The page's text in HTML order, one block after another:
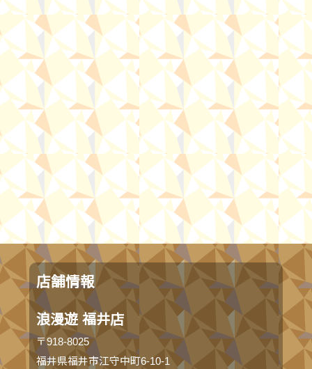
店舗情報
浪漫遊 福井店
〒918-8025
福井県福井市江守中町6-10-1